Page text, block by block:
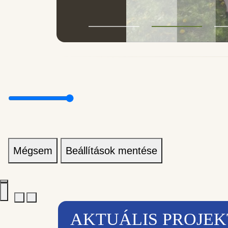
Mégsem Beállítások mentése
AKTUÁLIS